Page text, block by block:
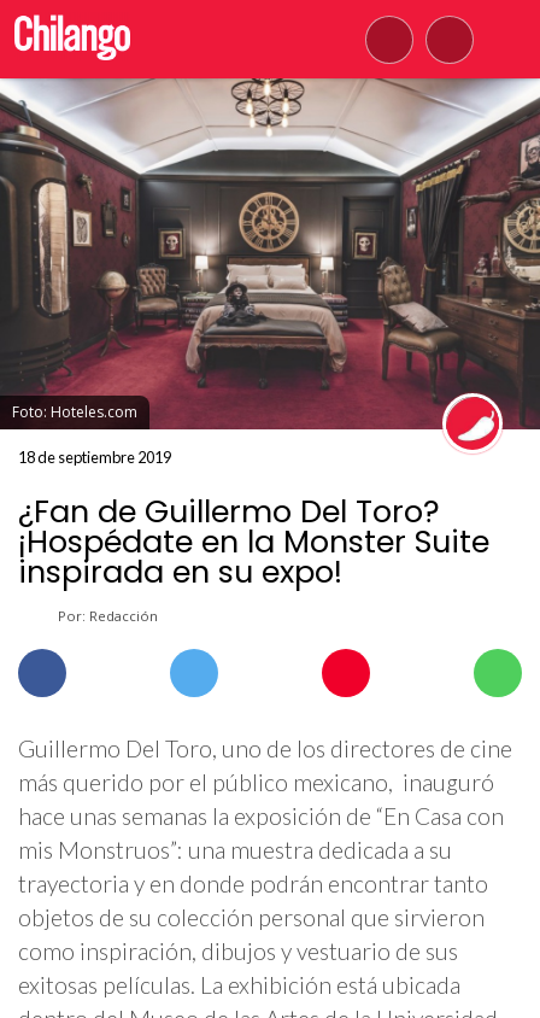
Foto: Hoteles.com
18 de septiembre 2019
¿Fan de Guillermo Del Toro?
¡Hospédate en la Monster Suite
inspirada en su expo!
Por: Redacción
Guillermo Del Toro, uno de los directores de cine
más querido por el público mexicano, inauguró
hace unas semanas la exposición de “En Casa con
mis Monstruos”: una muestra dedicada a su
trayectoria y en donde podrán encontrar tanto
objetos de su colección personal que sirvieron
como inspiración, dibujos y vestuario de sus
exitosas películas. La exhibición está ubicada